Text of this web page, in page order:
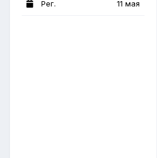
Рег. 11 мая